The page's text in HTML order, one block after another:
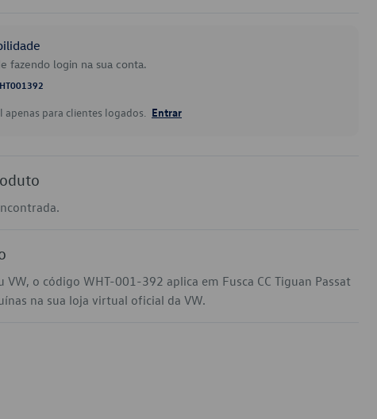
fazendo login na sua conta.
para clientes logados. Entrar
o código WHT-001-392 aplica em Fusca CC Tiguan Passat
na sua loja virtual oficial da VW.